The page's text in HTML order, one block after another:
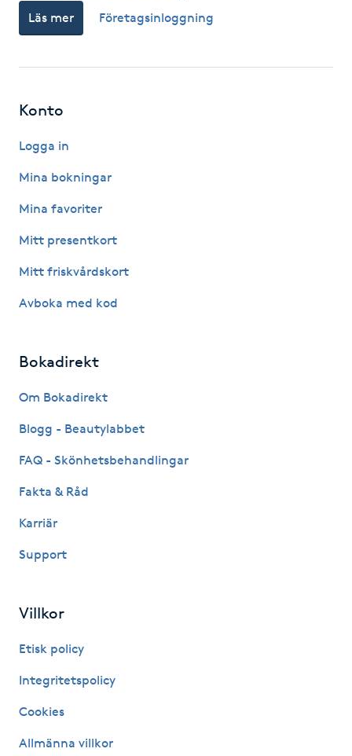
Hypnos
Hårbottenbehandling
Hårförlängning
Hälsa
Hälsprickor
IPL hårborttagning
Katun fransar
Kemisk peeling
Läs mer Företagsinloggning
Konto
Logga in
Mina bokningar
Mina favoriter
Mitt presentkort
Mitt friskvårdskort
Avboka med kod
Bokadirekt
Om Bokadirekt
Blogg - Beautylabbet
FAQ - Skönhetsbehandlingar
Fakta & Råd
Karriär
Support
Villkor
Etisk policy
Integritetspolicy
Cookies
Allmänna villkor